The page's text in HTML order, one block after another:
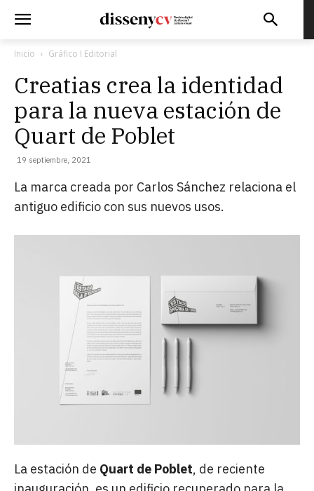
Inicio Gráfico I Editorial
Creatias crea la identidad
para la nueva estación de
Quart de Poblet
19 septiembre, 2021
La marca creada por Carlos Sánchez relaciona el
antiguo edificio con sus nuevos usos.
La estación de Quart de Poblet, de reciente